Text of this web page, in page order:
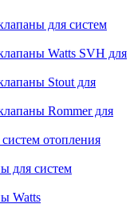
для систем
Watts SVH для
Stout для
Rommer для
отопления
для систем
Watts